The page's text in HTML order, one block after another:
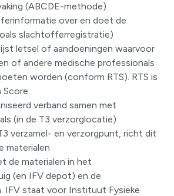
(ABCDE-methode)
over en doet de
slachtofferregistratie)
letsel of aandoeningen waarvoor
of andere medische professionals
worden (conform RTS). RTS is
Score.
verband samen met
(in de T3 verzorglocatie)
verzamel- en verzorgpunt, richt dit
materialen
de materialen in het
(en IFV depot) en de
IFV staat voor Instituut Fysieke